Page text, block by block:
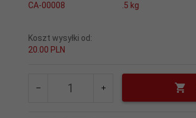
CA-00008
.5 kg
Koszt wysyłki od:
20.00 PLN